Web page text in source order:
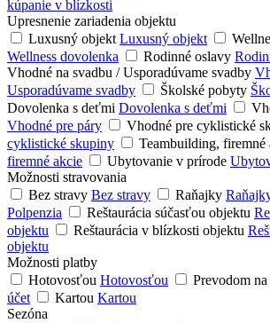
kúpanie v blízkosti
Upresnenie zariadenia objektu
Luxusný objekt Luxusný objekt
Wellness dovolenka
Rodinné oslavy
Vhodné na svadbu / Usporadúvame svadby
Usporadúvame svadby
Školské pobyty
Dovolenka s deťmi Dovolenka s deťmi
Vhodné pre páry
Vhodné pre cyklistické
cyklistické skupiny
Teambuilding, firemné
firemné akcie
Ubytovanie v prírode
Možnosti stravovania
Bez stravy Bez stravy Raňajky
Polpenzia
Reštaurácia súčasťou objektu
objektu
Reštaurácia v blízkosti objektu
objektu
Možnosti platby
Hotovosťou Hotovosťou Prevodom na
účet
Kartou Kartou
Sezóna